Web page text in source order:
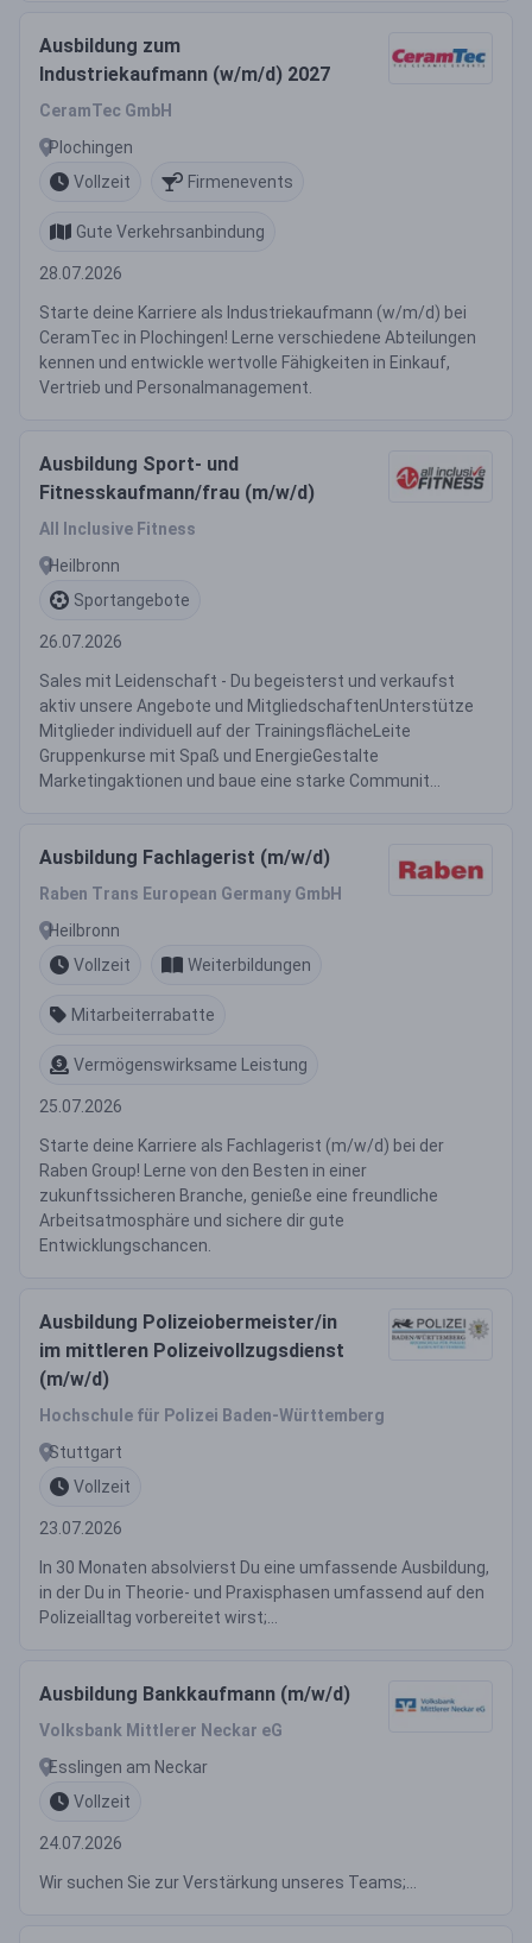
Ausbildung zum
Industriekaufmann (w/m/d) 2027
CeramTec GmbH
Plochingen
Vollzeit
Firmenevents
Gute Verkehrsanbindung
28.07.2026
Starte deine Karriere als Industriekaufmann (w/m/d) bei
CeramTec in Plochingen! Lerne verschiedene Abteilungen
kennen und entwickle wertvolle Fähigkeiten in Einkauf,
Vertrieb und Personalmanagement.
Ausbildung Sport- und
Fitnesskaufmann/frau (m/w/d)
All Inclusive Fitness
Heilbronn
Sportangebote
26.07.2026
Sales mit Leidenschaft - Du begeisterst und verkaufst
aktiv unsere Angebote und MitgliedschaftenUnterstütze
Mitglieder individuell auf der TrainingsflächeLeite
Gruppenkurse mit Spaß und EnergieGestalte
Marketingaktionen und baue eine starke Communit...
Ausbildung Fachlagerist (m/w/d)
Raben Trans European Germany GmbH
Heilbronn
Vollzeit
Weiterbildungen
Mitarbeiterrabatte
Vermögenswirksame Leistung
25.07.2026
Starte deine Karriere als Fachlagerist (m/w/d) bei der
Raben Group! Lerne von den Besten in einer
zukunftssicheren Branche, genieße eine freundliche
Arbeitsatmosphäre und sichere dir gute
Entwicklungschancen.
Ausbildung Polizeiobermeister/in
im mittleren Polizeivollzugsdienst
(m/w/d)
Hochschule für Polizei Baden-Württemberg
Stuttgart
Vollzeit
23.07.2026
In 30 Monaten absolvierst Du eine umfassende Ausbildung,
in der Du in Theorie- und Praxisphasen umfassend auf den
Polizeialltag vorbereitet wirst;...
Ausbildung Bankkaufmann (m/w/d)
Volksbank Mittlerer Neckar eG
Esslingen am Neckar
Vollzeit
24.07.2026
Wir suchen Sie zur Verstärkung unseres Teams;...